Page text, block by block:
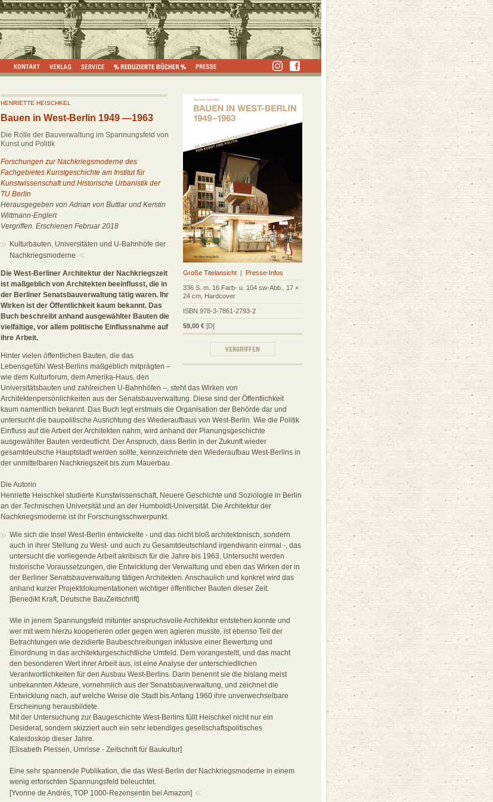
Große Titelansicht | Presse-Infos
336 S. m. 16 Farb- u. 104 sw-Abb., 17 ×
24 cm, Hardcover
ISBN 978-3-7861-2793-2
59,00 € [D]
HENRIETTE HEISCHKEL
Bauen in West-Berlin 1949 —1963
Die Rolle der Bauverwaltung im Spannungsfeld von
Kunst und Politik
Forschungen zur Nachkriegsmoderne des
Fachgebietes Kunstgeschichte am Institut für
Kunstwissenschaft und Historische Urbanistik der
TU Berlin
Herausgegeben von Adrian von Buttlar und Kerstin
Wittmann-Englert
Vergriffen. Erschienen Februar 2018
Kulturbauten, Universitäten und U-­Bahnhöfe der
Nachkriegsmoderne
Die West-Berliner Architektur der Nachkriegszeit
ist maßgeblich von Architekten beeinflusst, die in
der Berliner Senatsbauverwaltung tätig waren. Ihr
Wirken ist der Öffentlichkeit kaum bekannt. Das
Buch beschreibt anhand ausgewählter Bauten die
vielfältige, vor allem politische Einflussnahme auf
ihre Arbeit.
Hinter vielen öffentlichen Bauten, die das
Lebensgefühl West-Berlins maßgeblich mitprägten –
wie dem Kulturforum, dem Amerika-Haus, den
Universitätsbauten und zahlreichen U-Bahnhöfen –, steht das Wirken von
Architektenpersönlichkeiten aus der Senatsbauverwaltung. Diese sind der Öffentlichkeit
kaum namentlich bekannt. Das Buch legt erstmals die Organisation der Behörde dar und
untersucht die baupolitische Ausrichtung des Wiederaufbaus von West-Berlin. Wie die Politik
Einfluss auf die Arbeit der Architekten nahm, wird anhand der Planungsgeschichte
ausgewählter Bauten verdeutlicht. Der Anspruch, dass Berlin in der Zukunft wieder
gesamtdeutsche Hauptstadt werden sollte, kennzeichnete den Wiederaufbau West-Berlins in
der unmittelbaren Nachkriegszeit bis zum Mauerbau.
Die Autorin
Henriette Heischkel studierte Kunstwissenschaft, Neuere Geschichte und Soziologie in Berlin
an der Technischen Universität und an der Humboldt-Universität. Die Architektur der
Nachkriegsmoderne ist ihr Forschungsschwerpunkt.
Wie sich die Insel West-Berlin entwickelte - und das nicht bloß architektonisch, sondern
auch in ihrer Stellung zu West- und auch zu Gesamtdeutschland irgendwann einmal -, das
untersucht die vorliegende Arbeit akribisch für die Jahre bis 1963. Untersucht werden
historische Voraussetzungen, die Entwicklung der Verwaltung und eben das Wirken der in
der Berliner Senatsbauverwaltung tätigen Architekten. Anschaulich und konkret wird das
anhand kurzer Projektdokumentationen wichtiger öffentlicher Bauten dieser Zeit.
[Benedikt Kraft, Deutsche BauZeitschrift]
Wie in jenem Spannungsfeld mitunter anspruchsvolle Architektur entstehen konnte und
wer mit wem hierzu kooperieren oder gegen wen agieren musste, ist ebenso Teil der
Betrachtungen wie dezidierte Baubeschreibungen inklusive einer Bewertung und
Einordnung in das architekturgeschichtliche Umfeld. Dem vorangestellt, und das macht
den besonderen Wert ihrer Arbeit aus, ist eine Analyse der unterschiedlichen
Verantwortlichkeiten für den Ausbau West-Berlins. Darin benennt sie die bislang meist
unbekannten Akteure, vornehmlich aus der Senatsbauverwaltung, und zeichnet die
Entwicklung nach, auf welche Weise die Stadt bis Anfang 1960 ihre unverwechselbare
Erscheinung herausbildete.
Mit der Untersuchung zur Baugeschichte West-Berlins füllt Heischkel nicht nur ein
Desiderat, sondern skizziert auch ein sehr lebendiges gesellschaftspolitisches
Kaleidoskop dieser Jahre.
[Elisabeth Plessen, Umrisse - Zeitschrift für Baukultur]
Eine sehr spannende Publikation, die das West-Berlin der Nachkriegsmoderne in einem
wenig erforschten Spannungsfeld beleuchtet.
[Yvonne de Andrés, TOP 1000-Rezensentin bei Amazon]